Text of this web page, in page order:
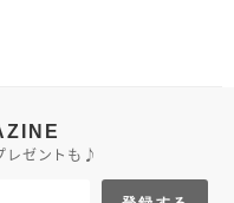
レゼントも♪